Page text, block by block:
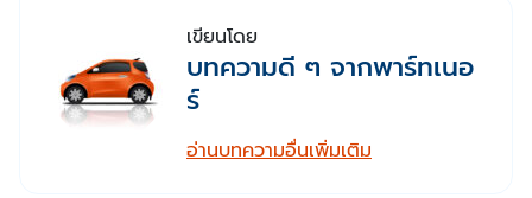
เขียนโดย
บทความดี ๆ จากพาร์ทเนอ
ร์
อ่านบทความอื่นเพิ่มเติม